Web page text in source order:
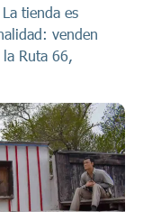
tienda es
venden
Ruta 66,